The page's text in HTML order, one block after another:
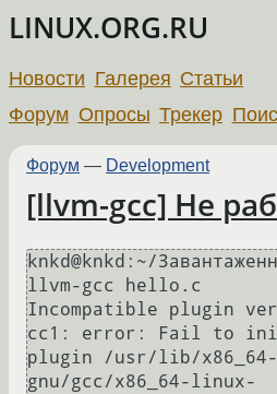
LINUX.ORG.RU
Новости Галерея Статьи
Форум Опросы Трекер
Форум — Development
[llvm-gcc] Не
knkd@knkd:~/
llvm-gcc hello.c
Incompatible plugin
cc1: error: Fail to
plugin /usr/lib/
gnu/gcc/x86_64-linux-